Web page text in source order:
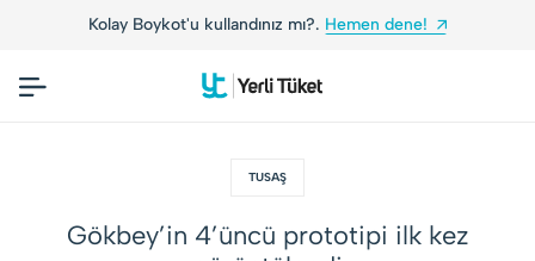
kullandınız mı?.Hemen dene! Yerli
TUSAŞ
Gökbey’in 4’üncü prototipi ilk kez